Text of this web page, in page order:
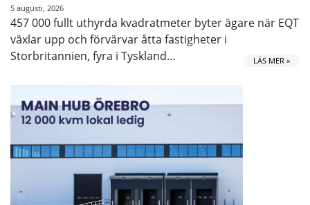
5 augusti, 2026
457 000 fullt uthyrda kvadratmeter byter ägare när EQT
växlar upp och förvärvar åtta fastigheter i
Storbritannien, fyra i Tyskland…
LÄS MER »